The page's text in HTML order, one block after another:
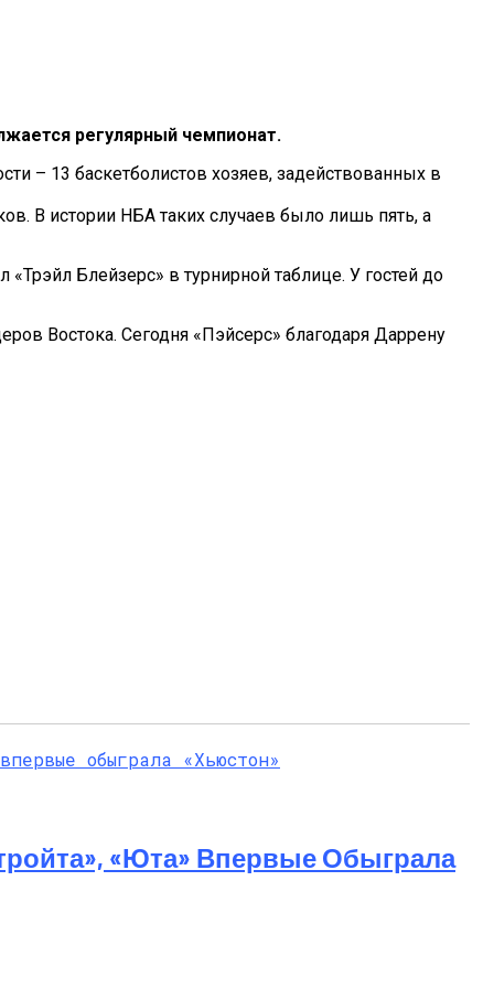
регулярный чемпионат.
– 13 баскетболистов хозяев, задействованных в
В истории НБА таких случаев было лишь пять, а
Блейзерс» в турнирной таблице. У гостей до
Востока. Сегодня «Пэйсерс» благодаря Даррену
«Юта» Впервые Обыграла